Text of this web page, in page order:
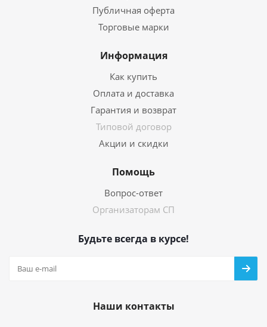
Публичная оферта
Торговые марки
Информация
Как купить
Оплата и доставка
Гарантия и возврат
Типовой договор
Акции и скидки
Помощь
Вопрос-ответ
Организаторам СП
Будьте всегда в курсе!
Наши контакты